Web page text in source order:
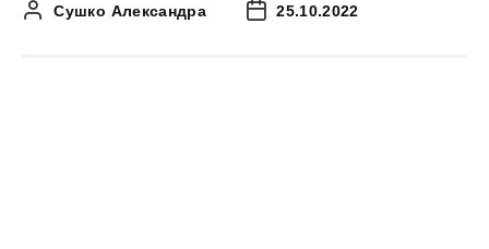
Сушко Александра 25.10.2022